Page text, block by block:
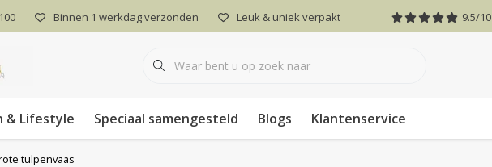
Binnen 1 werkdag verzonden Leuk & uniek verpakt 9.5/10
& Lifestyle Speciaal samengesteld Blogs Klantenservice
tulpenvaas